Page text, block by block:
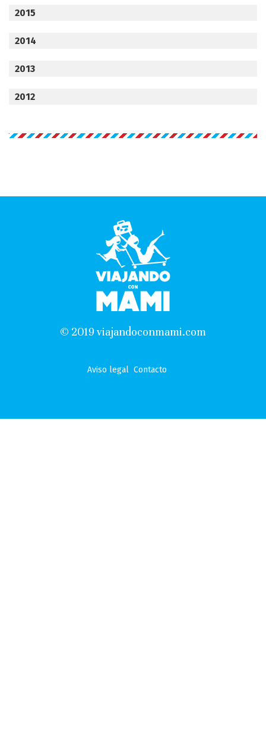
2015
2014
2013
2012
© 2019 viajandoconmami.com
Aviso legal Contacto